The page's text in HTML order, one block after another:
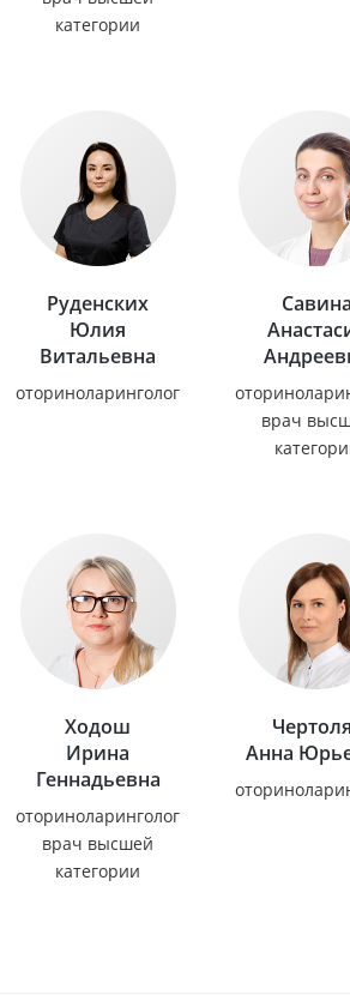
категории
Руденских
Юлия
Витальевна
оториноларинголог
Савина
врач
Ходош
Ирина
Геннадьевна
оториноларинголог
врач высшей
категории
Анна